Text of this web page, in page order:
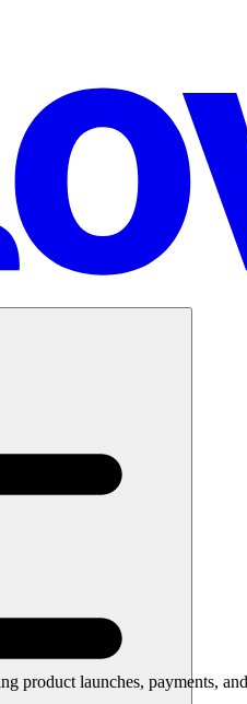
product launches, payments,